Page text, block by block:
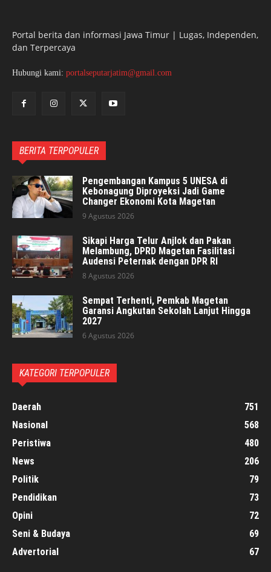
Portal berita dan informasi Jawa Timur | Lugas, Independen,
dan Terpercaya
Hubungi kami: portalseputarjatim@gmail.com
BERITA TERPOPULER
Pengembangan Kampus 5 UNESA di
Kebonagung Diproyeksi Jadi Game
Changer Ekonomi Kota Magetan
9 Agustus 2026
Sikapi Harga Telur Anjlok dan Pakan
Melambung, DPRD Magetan Fasilitasi
Audensi Peternak dengan DPR RI
8 Agustus 2026
Sempat Terhenti, Pemkab Magetan
Garansi Angkutan Sekolah Lanjut Hingga
2027
6 Agustus 2026
KATEGORI TERPOPULER
Daerah
751
Nasional
568
Peristiwa
480
News
206
Politik
79
Pendidikan
73
Opini
72
Seni & Budaya
69
Advertorial
67